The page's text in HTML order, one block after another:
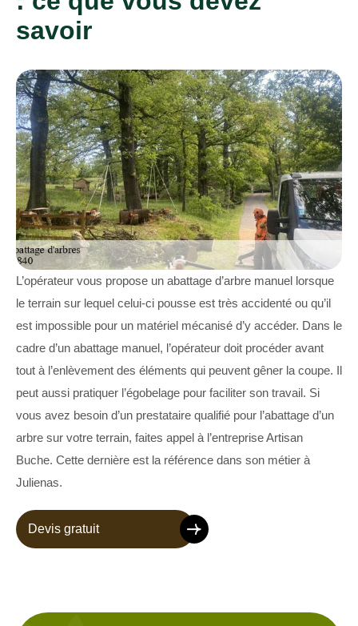
savoir
L’opérateur vous propose un abattage d’arbre manuel lorsque
le terrain sur lequel celui-ci pousse est très accidenté ou qu’il
est impossible pour un matériel mécanisé d’y accéder. Dans le
cadre d’un abattage manuel, l’opérateur doit procéder avant
tout à l’enlèvement des éléments qui peuvent gêner la coupe. Il
peut aussi pratiquer l’égobelage pour faciliter son travail. Si
vous avez besoin d’un prestataire qualifié pour l’abattage d’un
arbre sur votre terrain, faites appel à l’entreprise Artisan
Buche. Cette dernière est la référence dans son métier à
Julienas.
Devis gratuit